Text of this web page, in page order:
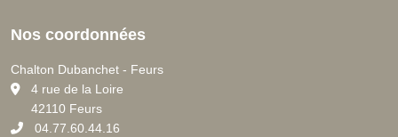
Nos coordonnées
Chalton Dubanchet - Feurs
4 rue de la Loire
42110 Feurs
04.77.60.44.16